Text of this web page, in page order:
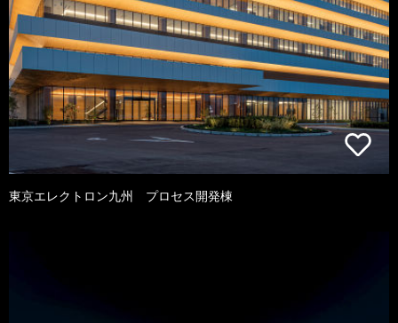
東京エレクトロン九州 プロセス開発棟